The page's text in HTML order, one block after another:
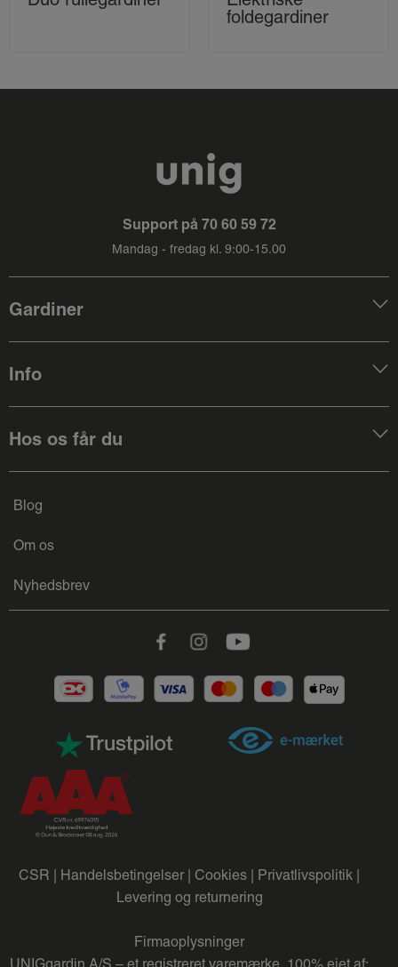
foldegardiner
Support på 70 60 59 72
Mandag - fredag kl. 9:00-15.00
Gardiner
Info
Hos os får du
Blog
Om os
Nyhedsbrev
FacebookInstagramYoutube
CSR | Handelsbetingelser | Cookies | Privatlivspolitik |
Levering og returnering
Firmaoplysninger